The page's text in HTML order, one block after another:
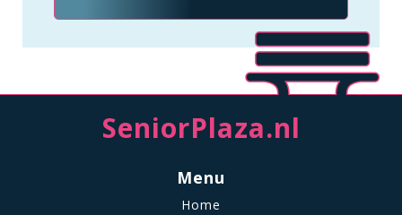
SeniorPlaza.nl
Menu
Home